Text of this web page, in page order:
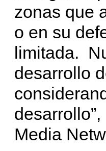
zonas que
o en su
limitada.
desarrollo
Media